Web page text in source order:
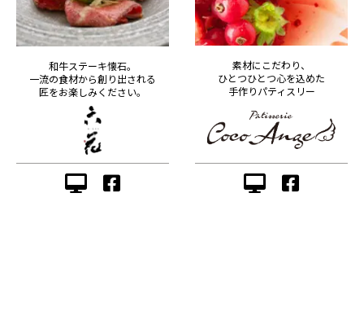
和牛ステーキ懐石。
一流の食材から創り出される
匠をお楽しみください。
素材にこだわり、
ひとつひとつ心を込めた
手作りパティスリー